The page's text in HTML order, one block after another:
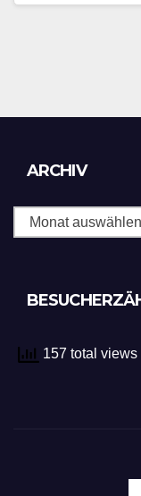
ARCHIV
157 total views